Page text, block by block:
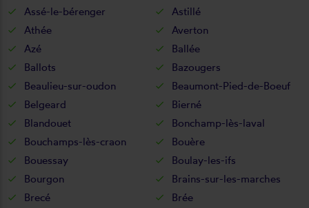
Assé-le-bérenger
Astillé
Athée
Averton
Azé
Ballée
Ballots
Bazougers
Beaulieu-sur-oudon
Beaumont-Pied-de-Boeuf
Belgeard
Bierné
Blandouet
Bonchamp-lès-laval
Bouchamps-lès-craon
Bouère
Bouessay
Boulay-les-ifs
Bourgon
Brains-sur-les-marches
Brecé
Brée